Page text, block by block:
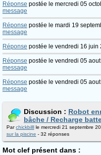
Réponse postée le mercredi 05
message
Réponse postée le mardi 19
message
Réponse postée le vendredi 16 juin
Réponse postée le vendredi 05
message
Réponse postée le vendredi 05
message
Discussion : Robot
bâche / Recharge
Parchickbilll le mercredi 21 septembre
sur la piscine - 32 réponses
Mot clef présent dans :